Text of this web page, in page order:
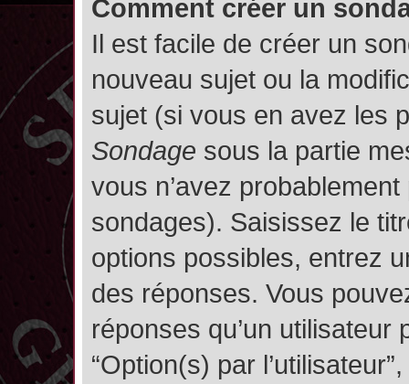
Comment créer un
Il est facile de créer un
nouveau sujet ou la
sujet (si vous en avez les
Sondage sous la partie
vous n’avez
sondages). Saisissez le
options possibles, entrez
des réponses. Vous
réponses qu’un
“Option(s) par